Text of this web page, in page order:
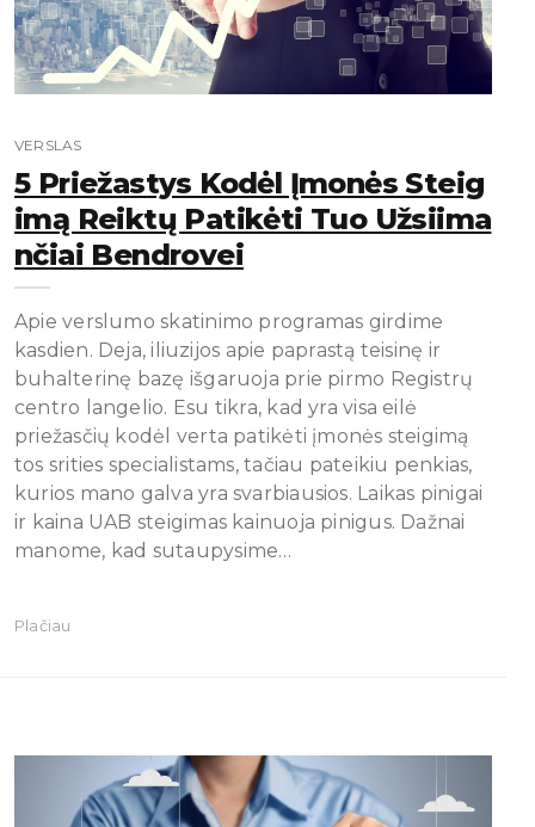
VERSLAS
5 Priežastys Kodėl Įmonės Steig
Imą Reiktų Patikėti Tuo Užsiima
Nčiai Bendrovei
Apie verslumo skatinimo programas girdime
kasdien. Deja, iliuzijos apie paprastą teisinę ir
buhalterinę bazę išgaruoja prie pirmo Registrų
centro langelio. Esu tikra, kad yra visa eilė
priežasčių kodėl verta patikėti įmonės steigimą
tos srities specialistams, tačiau pateikiu penkias,
kurios mano galva yra svarbiausios. Laikas pinigai
ir kaina UAB steigimas kainuoja pinigus. Dažnai
manome, kad sutaupysime…
Plačiau